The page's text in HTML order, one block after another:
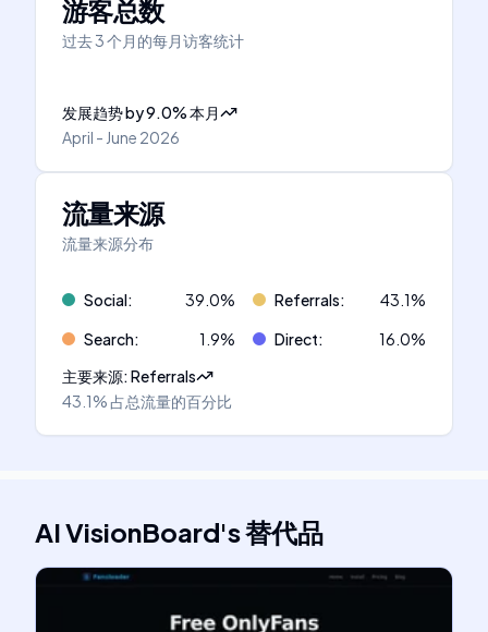
游客总数
过去 3 个月的每月访客统计
发展趋势by9.0%本月
April - June 2026
流量来源
流量来源分布
Social: 39.0% Referrals: 43.1%
Search: 1.9% Direct: 16.0%
主要来源:Referrals
43.1%占总流量的百分比
AI VisionBoard's替代品